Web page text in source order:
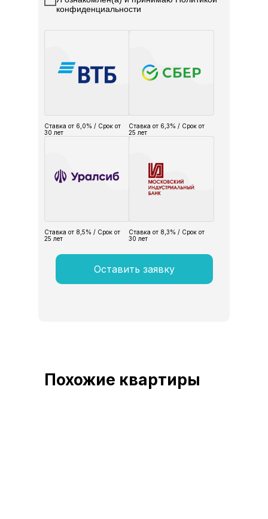
конфиденциальности
Ставка от 6,0% / Срок от
30 лет
Ставка от 6,3% / Срок от
25 лет
Ставка от 8,5% / Срок от
25 лет
Ставка от 8,3% / Срок от
30 лет
Оставить заявку
Похожие квартиры